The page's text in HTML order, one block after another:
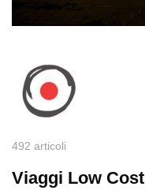
492 articoli
Viaggi Low Cost